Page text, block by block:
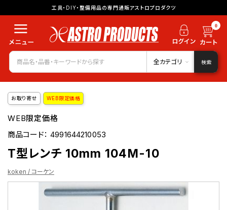
工具・DIY・整備用品の専門通販アストロプロダクツ
0
全カテゴリ 検索
お取り寄せ WEB限定価格
WEB限定価格
商品コード：4991644210053
T型レンチ 10mm 104M-10
koken / コーケン